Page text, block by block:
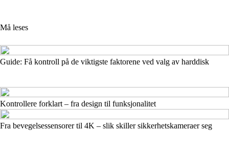
Må leses
Guide: Få kontroll på de viktigste faktorene ved valg av harddisk
Fra bevegelsessensorer til 4K – slik skiller sikkerhetskameraer seg
Kontrollere forklart – fra design til funksjonalitet